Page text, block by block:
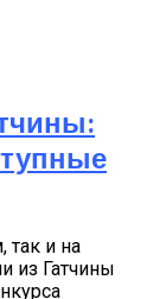
так и на
из Гатчины